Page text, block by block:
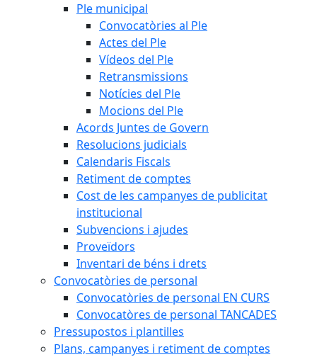
Ple municipal
Convocatòries al Ple
Actes del Ple
Vídeos del Ple
Retransmissions
Notícies del Ple
Mocions del Ple
Acords Juntes de Govern
Resolucions judicials
Calendaris Fiscals
Retiment de comptes
Cost de les campanyes de publicitat
institucional
Subvencions i ajudes
Proveïdors
Inventari de béns i drets
Convocatòries de personal
Convocatòries de personal EN CURS
Convocatòres de personal TANCADES
Pressupostos i plantilles
Plans, campanyes i retiment de comptes